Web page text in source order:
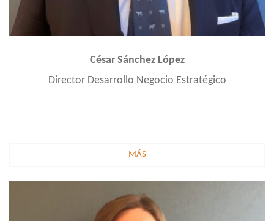
César Sánchez López
Director Desarrollo Negocio Estratégico
MÁS